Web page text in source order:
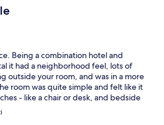
Being a combination hotel and
it had a neighborhood feel, lots of
outside your room, and was in a more
room was quite simple and felt like it
- like a chair or desk, and bedside
a place to put a cell phone, but it
We used the pool and steam room,